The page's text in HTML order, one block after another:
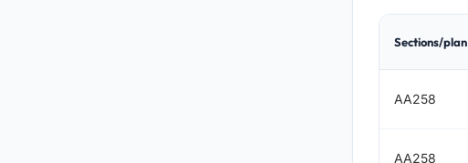
Sections/plan
AA258
AA258